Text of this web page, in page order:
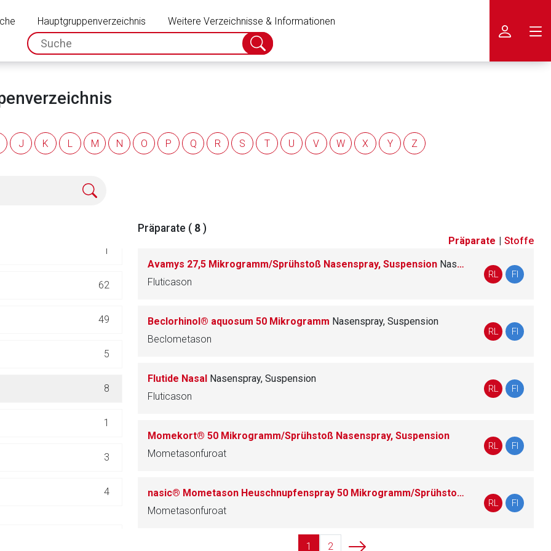
Hauptgruppenverzeichnis
Weitere Verzeichnisse & Informationen
spc.search.input.placeholder
Suche
abschicken
J K L M N O P Q R S T U V W X Y Z
80
1
62
49
5
8
1
3
4
Präparate ( 8 )
Präparate | Stoffe
Avamys 27,5 Mikrogramm/Sprühstoß Nasenspray, Suspension Nasenspray, Suspension
Fluticason
RL FI
Beclorhinol® aquosum 50 Mikrogramm Nasenspray, Suspension
Beclometason
RL FI
Flutide Nasal Nasenspray, Suspension
Fluticason
RL FI
Momekort® 50 Mikrogramm/Sprühstoß Nasenspray, Suspension
Mometasonfuroat
RL FI
nasic® Mometason Heuschnupfenspray 50 Mikrogramm/Sprühstoß Nasenspray, Suspension
Mometasonfuroat
RL FI
1 2
Ebenso gelten dort ggf. andere Datenschutzbestimmungen.
Zurück zur rote-liste.de Zur Seite